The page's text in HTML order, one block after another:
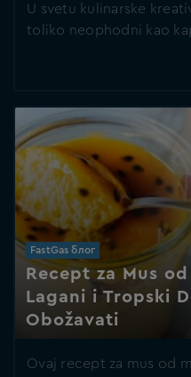
U svetu kulinarske
toliko neophodni kao
FastGas блог
Recept za Mus
Lagani i Tropski
Obožavati
Ovaj recept za mus od